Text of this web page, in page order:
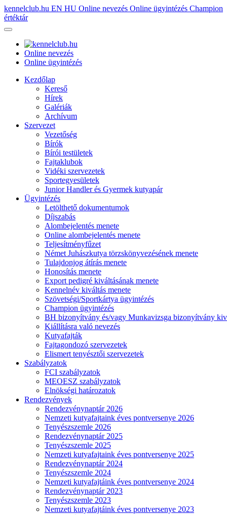
kennelclub.hu EN HU Online nevezés Online ügyintézés Champion
értéktár
Online nevezés
Online ügyintézés
Kezdőlap
Kereső
Hírek
Galériák
Archívum
Szervezet
Vezetőség
Bírók
Bírói testületek
Fajtaklubok
Vidéki szervezetek
Sportegyesületek
Junior Handler és Gyermek kutyapár
Ügyintézés
Letölthető dokumentumok
Díjszabás
Alombejelentés menete
Online alombejelentés menete
Teljesítményfűzet
Német Juhászkutya törzskönyvezésének menete
Tulajdonjog átírás menete
Honosítás menete
Export pedigré kiváltásának menete
Kennelnév kiváltás menete
Szövetségi/Sportkártya ügyintézés
Champion ügyintézés
BH bizonyítvány és/vagy Munkavizsga bizonyítvány
Kiállításra való nevezés
Kutyafajták
Fajtagondozó szervezetek
Elismert tenyésztői szervezetek
Szabályzatok
FCI szabályzatok
MEOESZ szabályzatok
Elnökségi határozatok
Rendezvények
Rendezvénynaptár 2026
Nemzeti kutyafajtaink éves pontversenye 2026
Tenyészszemle 2026
Rendezvénynaptár 2025
Tenyészszemle 2025
Nemzeti kutyafajtaink éves pontversenye 2025
Rendezvénynaptár 2024
Tenyészszemle 2024
Nemzeti kutyafajtáink éves pontversenye 2024
Rendezvénynaptár 2023
Tenyészszemle 2023
Nemzeti kutyafajtáink éves pontversenye 2023